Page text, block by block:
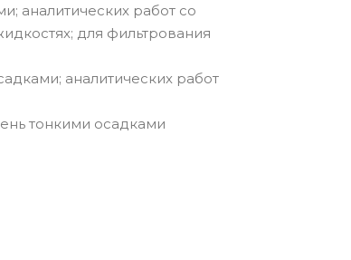
аналитических работ со
для фильтрования
аналитических работ
тонкими осадками